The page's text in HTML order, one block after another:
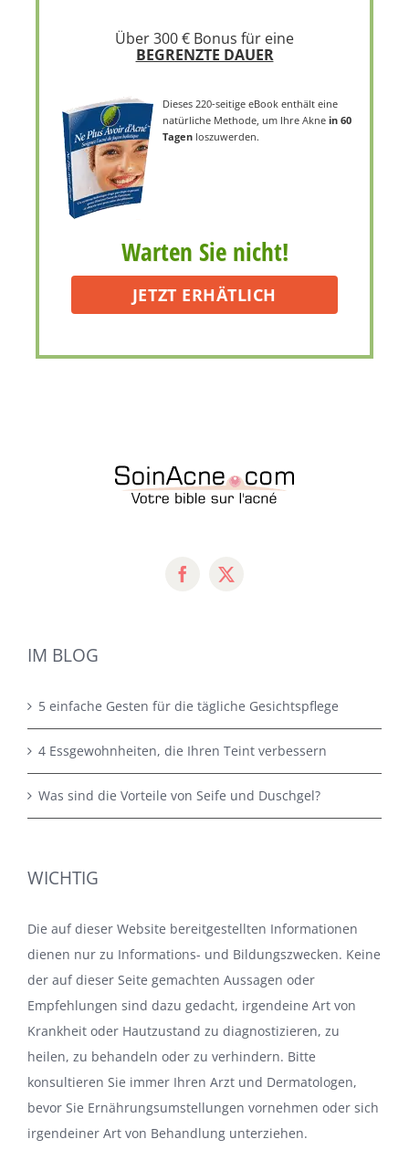
Über 300 € Bonus für eine
BEGRENZTE DAUER
Dieses 220-seitige eBook enthält eine
natürliche Methode, um Ihre Akne in 60
Tagen loszuwerden.
Warten Sie nicht!
JETZT ERHÄTLICH
IM BLOG
5 einfache Gesten für die tägliche Gesichtspflege
4 Essgewohnheiten, die Ihren Teint verbessern
Was sind die Vorteile von Seife und Duschgel?
WICHTIG
Die auf dieser Website bereitgestellten Informationen
dienen nur zu Informations- und Bildungszwecken. Keine
der auf dieser Seite gemachten Aussagen oder
Empfehlungen sind dazu gedacht, irgendeine Art von
Krankheit oder Hautzustand zu diagnostizieren, zu
heilen, zu behandeln oder zu verhindern. Bitte
konsultieren Sie immer Ihren Arzt und Dermatologen,
bevor Sie Ernährungsumstellungen vornehmen oder sich
irgendeiner Art von Behandlung unterziehen.